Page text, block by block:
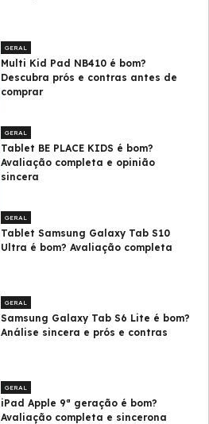
GERAL
Multi Kid Pad NB410 é bom?
Descubra prós e contras antes de
comprar
GERAL
Tablet BE PLACE KIDS é bom?
Avaliação completa e opinião
sincera
GERAL
Tablet Samsung Galaxy Tab S10
Ultra é bom? Avaliação completa
GERAL
Samsung Galaxy Tab S6 Lite é bom?
Análise sincera e prós e contras
GERAL
iPad Apple 9ª geração é bom?
Avaliação completa e sincerona